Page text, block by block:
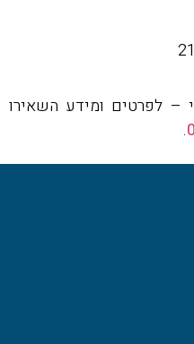
– לפרטים ומידע השאירו
.